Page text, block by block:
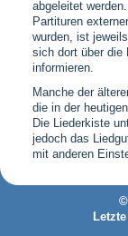
abgeleitet
Partituren
wurden, ist
sich dort über die
informieren.
Manche der
die in der
Die Liederkiste
jedoch das
mit anderen
©